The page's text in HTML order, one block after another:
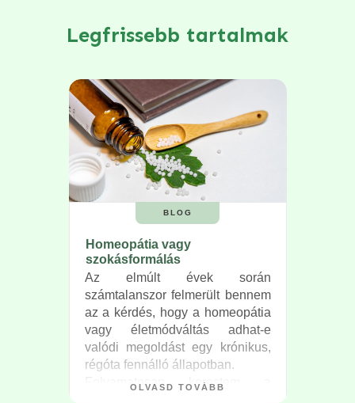
Legfrissebb tartalmak
BLOG
Homeopátia vagy
szokásformálás
Az elmúlt évek során
számtalanszor felmerült bennem
az a kérdés, hogy a homeopátia
vagy életmódváltás adhat-e
valódi megoldást egy krónikus,
régóta fennálló állapotban.
Folyamatosan kerestem a
OLVASD TOVÁBB